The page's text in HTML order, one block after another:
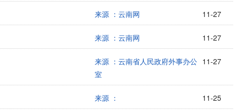
来源 ：云南网 11-27
来源 ：云南网 11-27
来源 ：云南省人民政府外事办公
室
11-27
来源 ： 11-25